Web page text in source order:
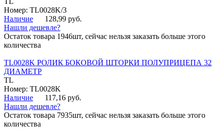
Номер: TL0028K/3
Наличие
128,99 руб.
Нашли дешевле?
Остаток товара 1946шт, сейчас нельзя заказать больше этого
количества
TL0028K РОЛИК БОКОВОЙ ШТОРКИ ПОЛУПРИЦЕПА 32
ДИАМЕТР
TL
Номер: TL0028K
Наличие
117,16 руб.
Нашли дешевле?
Остаток товара 7935шт, сейчас нельзя заказать больше этого
количества